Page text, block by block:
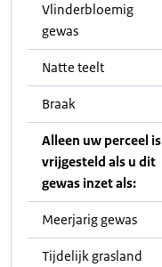
Vlinderbloemig
gewas
Natte teelt
Braak
Alleen uw perceel is
vrijgesteld als u dit
gewas inzet als:
Meerjarig gewas
Tijdelijk grasland